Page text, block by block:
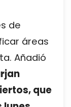
de
áreas
Añadió
que